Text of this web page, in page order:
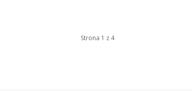
Strona 1 z 4